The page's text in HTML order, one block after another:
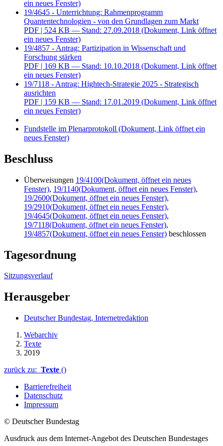
ein neues Fenster)
19/4645 - Unterrichtung: Rahmenprogramm
Quantentechnologien - von den Grundlagen zum Markt
PDF | 524 KB — Stand: 27.09.2018 (Dokument, Link öffnet
ein neues Fenster)
19/4857 - Antrag: Partizipation in Wissenschaft und
Forschung stärken
PDF | 169 KB — Stand: 10.10.2018 (Dokument, Link öffnet
ein neues Fenster)
19/7118 - Antrag: Hightech-Strategie 2025 - Strategisch
ausrichten
PDF | 159 KB — Stand: 17.01.2019 (Dokument, Link öffnet
ein neues Fenster)
Fundstelle im Plenarprotokoll (Dokument, Link öffnet ein
neues Fenster)
Beschluss
Überweisungen 19/4100(Dokument, öffnet ein neues
Fenster), 19/1140(Dokument, öffnet ein neues Fenster),
19/2600(Dokument, öffnet ein neues Fenster),
19/2910(Dokument, öffnet ein neues Fenster),
19/4645(Dokument, öffnet ein neues Fenster),
19/7118(Dokument, öffnet ein neues Fenster),
19/4857(Dokument, öffnet ein neues Fenster) beschlossen
Tagesordnung
Sitzungsverlauf
Herausgeber
Deutscher Bundestag, Internetredaktion
Webarchiv
Texte
2019
zurück zu: Texte ()
Barrierefreiheit
Datenschutz
Impressum
© Deutscher Bundestag
Ausdruck aus dem Internet-Angebot des Deutschen Bundestages